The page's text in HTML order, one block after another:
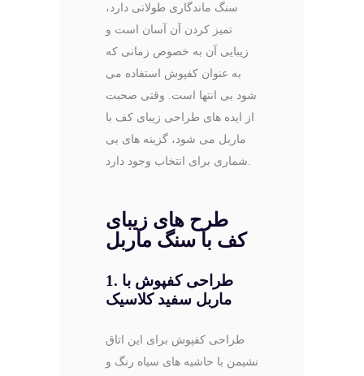
سنگ ماندگاری طولانی دارد،
تمیز کردن آن آسان است و
زیبایی آن به خصوص زمانی که
به عنوان کفپوش استفاده می
شود بی انتها است. وقتی صحبت
از ایده های طراحی زیبای کف با
ماربل می شود، گزینه های بی
طرح های زیبای
کف با سنگ ماربل
1. طراحی کفپوش با
ماربل سفید کلاسیک
طراحی کفپوش برای این اتاق
نشیمن با حاشیه‌ های سیاه رنگ و